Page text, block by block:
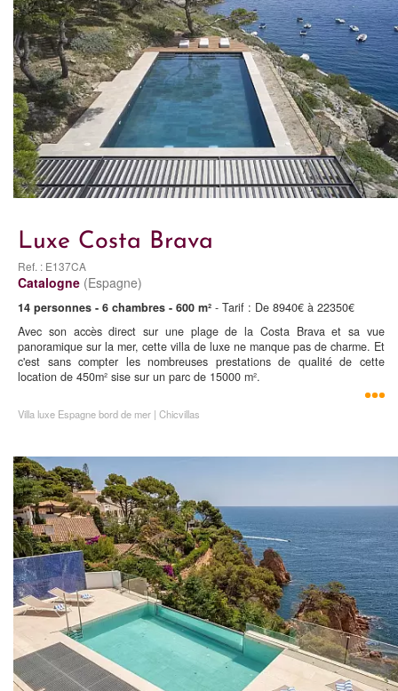
Luxe Costa Brava
Ref. : E137CA
Catalogne (Espagne)
14 personnes - 6 chambres - 600 m² - Tarif : De 8940€ à 22350€
Avec son accès direct sur une plage de la Costa Brava et sa vue
panoramique sur la mer, cette villa de luxe ne manque pas de charme. Et
c'est sans compter les nombreuses prestations de qualité de cette
location de 450m² sise sur un parc de 15000 m².
Villa luxe Espagne bord de mer | Chicvillas